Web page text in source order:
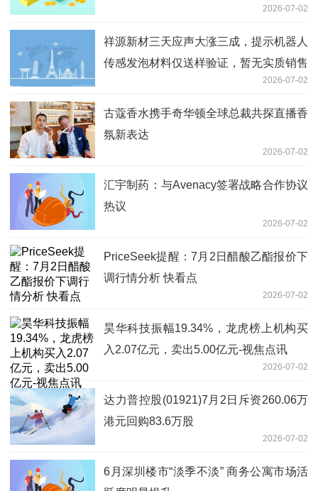
2026-07-02
祥源新材三天应声大涨三成，提示机器人
传感发泡材料仅送样验证，暂无实质销售
2026-07-02
古蔻香水携手奇华顿全球总裁共探直播香
氛新表达
2026-07-02
汇宇制药：与Avenacy签署战略合作协议
热议
2026-07-02
PriceSeek提醒：7月2日醋酸乙酯报价下
调行情分析 快看点
2026-07-02
昊华科技振幅19.34%，龙虎榜上机构买
入2.07亿元，卖出5.00亿元-视焦点讯
2026-07-02
达力普控股(01921)7月2日斥资260.06万
港元回购83.6万股
2026-07-02
6月深圳楼市“淡季不淡” 商务公寓市场活